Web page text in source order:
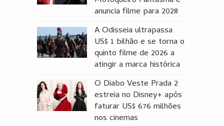
anuncia filme para 2028
A Odisseia ultrapassa
US$ 1 bilhão e se torna o
quinto filme de 2026 a
atingir a marca histórica
O Diabo Veste Prada 2
estreia no Disney+ após
faturar US$ 676 milhões
nos cinemas